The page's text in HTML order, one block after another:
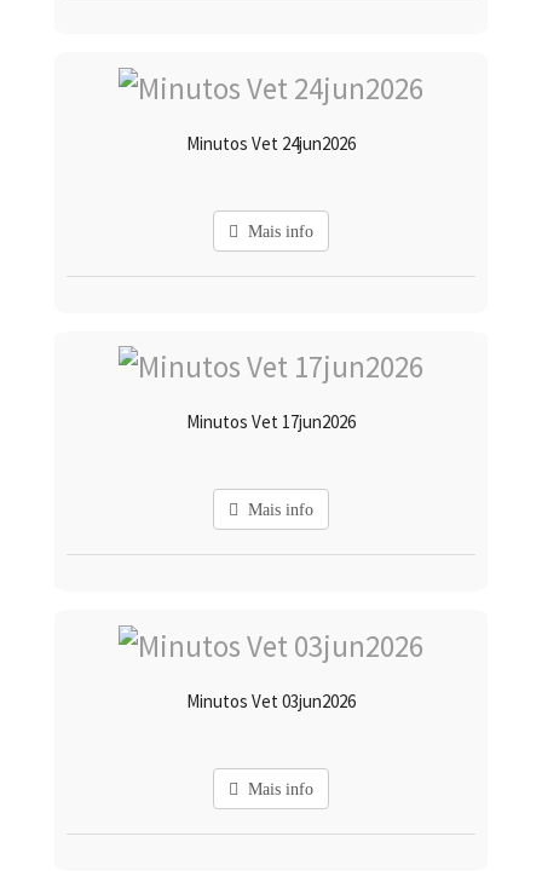
Minutos Vet 24jun2026
Mais info
Minutos Vet 17jun2026
Mais info
Minutos Vet 03jun2026
Mais info